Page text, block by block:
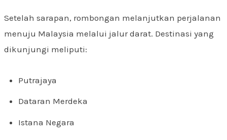
Setelah sarapan, rombongan melanjutkan perjalanan
menuju Malaysia melalui jalur darat. Destinasi yang
dikunjungi meliputi:
Putrajaya
Dataran Merdeka
Istana Negara